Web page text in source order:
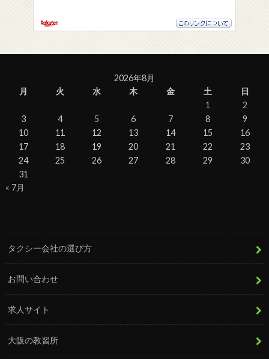
2026年8月
月
火 水 木 金 土
日
1
2
3
4 5 6 7 8
9
10
11 12 13 14 15
16
17
18 19 20 21 22
23
24
25 26 27 28 29
30
31
« 7月
タクシー会社の選び方
お問い合わせ
求人サイト
大阪の教習所